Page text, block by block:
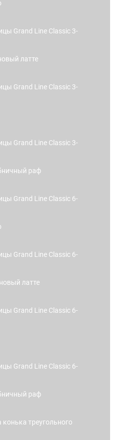
Grand Line Classic 3-
латте
Grand Line Classic 3-
Grand Line Classic 3-
раф
Grand Line Classic 6-
Grand Line Classic 6-
латте
Grand Line Classic 6-
Grand Line Classic 6-
раф
конька треугольного